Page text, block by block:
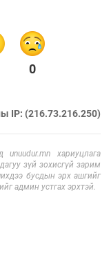
0
IP: (216.73.216.250)
хариуцлага
зүй зохисгүй зарим
бусдын эрх ашгийг
админ устгах эрхтэй.